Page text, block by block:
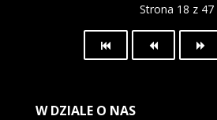
Strona 18 z 47
WDZIALE O NAS